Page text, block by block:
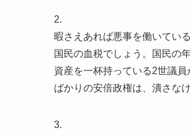
2.
暇さえあれば悪事を働いてい
国民の血税でしょう。国民の
資産を一杯持っている2世議
ばかりの安倍政権は、潰さな
3.